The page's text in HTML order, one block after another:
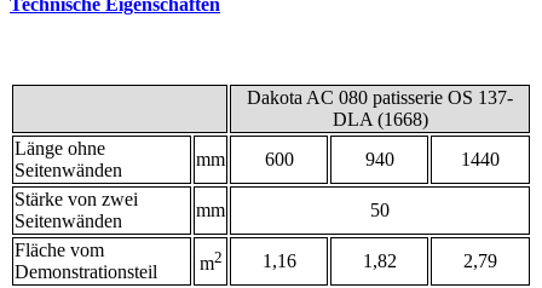
Dakota AC 080 patisserie OS 137-
DLA (1668)
Länge ohne
Seitenwänden
mm 600 940
1440
Stärke von zwei
Seitenwänden
mm
50
Fläche vom
Demonstrationsteil
m2 1,16 1,82
2,79